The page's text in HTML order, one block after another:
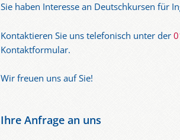
Sie haben Interesse an Deutschkursen für
Kontaktieren Sie uns telefonisch unter der
Kontaktformular.
Wir freuen uns auf Sie!
Ihre Anfrage an uns